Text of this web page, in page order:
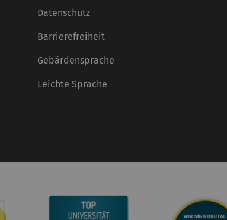
Datenschutz
Barrierefreiheit
Gebärdensprache
Leichte Sprache